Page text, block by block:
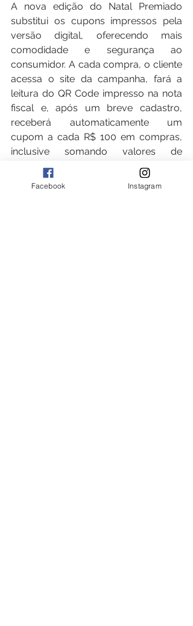
A nova edição do Natal Premiado
substitui os cupons impressos pela
versão digital, oferecendo mais
comodidade e segurança ao
consumidor. A cada compra, o cliente
acessa o site da campanha, fará a
leitura do QR Code impresso na nota
fiscal e, após um breve cadastro,
receberá automaticamente um
cupom a cada R$ 100 em compras,
inclusive somando valores de
diferentes lojas participantes.
Facebook Instagram